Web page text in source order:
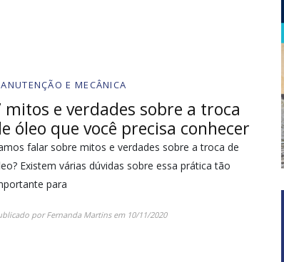
E MECÂNICA
mitos e verdades sobre a troca
óleo que você precisa conhecer
falar sobre mitos e verdades sobre a troca de
Existem várias dúvidas sobre essa prática tão
para
porFernanda Martinsem 10/11/2020